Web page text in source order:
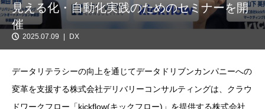
見える化・自動化実践のためのセミナーを開
催
2025.07.09 DX
データリテラシーの向上を通じてデータドリブンカンパニーへの
変革を支援する株式会社デリバリーコンサルティングは、クラウ
ドワークフロー「kickflow(キックフロー)」を提供する株式会社